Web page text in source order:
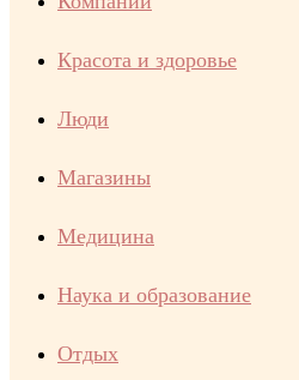
Красота и здоровье
Люди
Магазины
Медицина
Наука и образование
Отдых